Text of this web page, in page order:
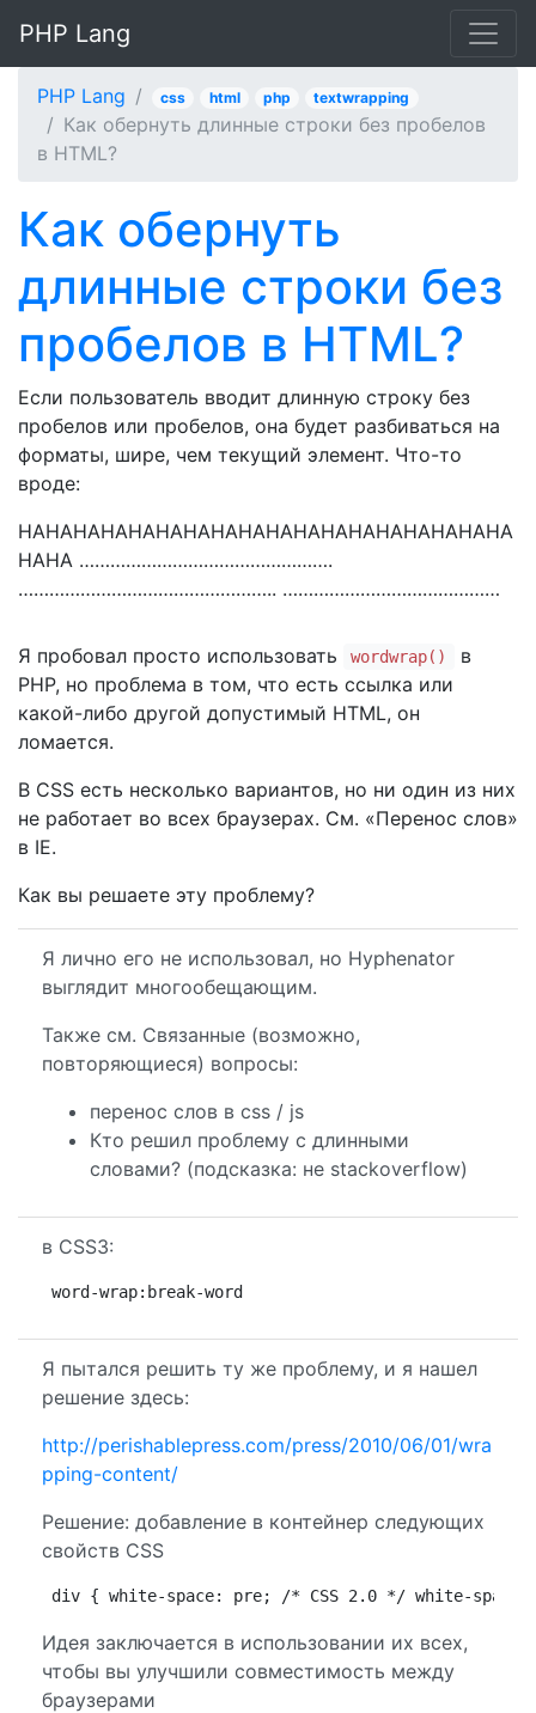
PHP Lang
PHP Lang css html php textwrapping
Как обернуть длинные строки без пробелов
в HTML?
Как обернуть
длинные строки без
пробелов в HTML?
Если пользователь вводит длинную строку без
пробелов или пробелов, она будет разбиваться на
форматы, шире, чем текущий элемент. Что-то
вроде:
HAHAHAHAHAHAHAHAHAHAHAHAHAHAHAHAHAHA
HAHA ………………………………………….
………………………………………….. ……………………………………
Я пробовал просто использовать wordwrap()
в
PHP, но проблема в том, что есть ссылка или
какой-либо другой допустимый HTML, он
ломается.
В CSS есть несколько вариантов, но ни один из них
не работает во всех браузерах. См. «Перенос слов»
в IE.
Как вы решаете эту проблему?
Я лично его не использовал, но Hyphenator
выглядит многообещающим.
Также см. Связанные (возможно,
повторяющиеся) вопросы:
перенос слов в css / js
Кто решил проблему с длинными
словами? (подсказка: не stackoverflow)
в CSS3:
word-wrap:break-word
Я пытался решить ту же проблему, и я нашел
решение здесь:
http://perishablepress.com/press/2010/06/01/wra
pping-content/
Решение: добавление в контейнер следующих
свойств CSS
div { white-space: pre; /* CSS 2.0 */ white-
Идея заключается в использовании их всех,
чтобы вы улучшили совместимость между
браузерами